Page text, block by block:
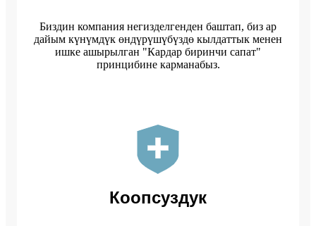
Биздин компания негизделгенден баштап, биз ар
дайым күнүмдүк өндүрүшүбүздө кылдаттык менен
ишке ашырылган "Кардар биринчи сапат"
принцибине карманабыз.
Коопсуздук